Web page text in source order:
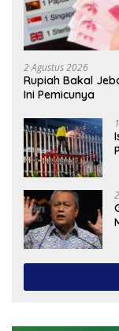
2 Agustus 2026
Rupiah Bakal
Ini Pemicunya